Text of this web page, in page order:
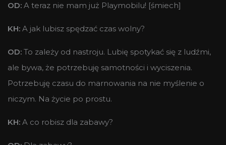
OD: A teraz nie mam już Playmobilu! [śmiech]
KH: A jak lubisz spędzać czas wolny?
OD: To zależy od nastroju. Lubię spotykać się z ludźmi,
ale bywa, że potrzebuję samotności i wyciszenia.
Potrzebuję czasu do marnowania na nie myślenie o
niczym. Na życie po prostu.
KH: A co robisz dla zabawy?